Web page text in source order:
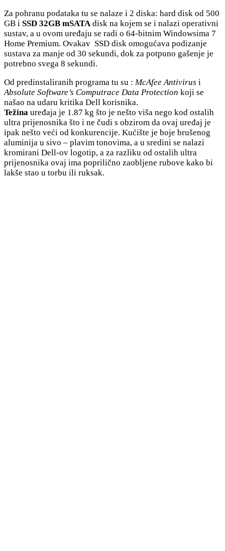
Za pohranu podataka tu se nalaze i 2 diska: hard disk od 500
GB i SSD 32GB mSATAdisk na kojem se i nalazi operativni
sustav, a u ovom uređaju se radi o 64-bitnim Windowsima 7
Home Premium. Ovakav SSD disk omogućava podizanje
sustava za manje od 30 sekundi, dok za potpuno gašenje je
potrebno svega 8 sekundi.
Od predinstaliranih programa tu su : McAfee Antivirus i
Absolute Software’s Computrace Data Protection koji se
našao na udaru kritika Dell korisnika.
Težina uređaja je 1.87 kg što je nešto viša nego kod ostalih
ultra prijenosnika što i ne čudi s obzirom da ovaj uređaj je
ipak nešto veći od konkurencije. Kućište je boje brušenog
aluminija u sivo – plavim tonovima, a u sredini se nalazi
kromirani Dell-ov logotip, a za razliku od ostalih ultra
prijenosnika ovaj ima poprilično zaobljene rubove kako bi
lakše stao u torbu ili ruksak.